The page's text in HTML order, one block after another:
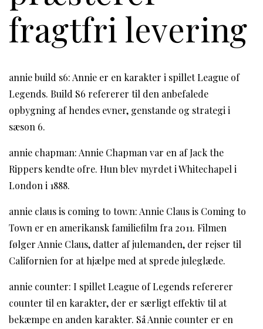
fragtfri levering
annie build s6: Annie er en karakter i spillet League of
Legends. Build S6 refererer til den anbefalede
opbygning af hendes evner, genstande og strategi i
sæson 6.
annie chapman: Annie Chapman var en af Jack the
Rippers kendte ofre. Hun blev myrdet i Whitechapel i
London i 1888.
annie claus is coming to town: Annie Claus is Coming to
Town er en amerikansk familiefilm fra 2011. Filmen
følger Annie Claus, datter af julemanden, der rejser til
Californien for at hjælpe med at sprede juleglæde.
annie counter: I spillet League of Legends refererer
counter til en karakter, der er særligt effektiv til at
bekæmpe en anden karakter. Så Annie counter er en